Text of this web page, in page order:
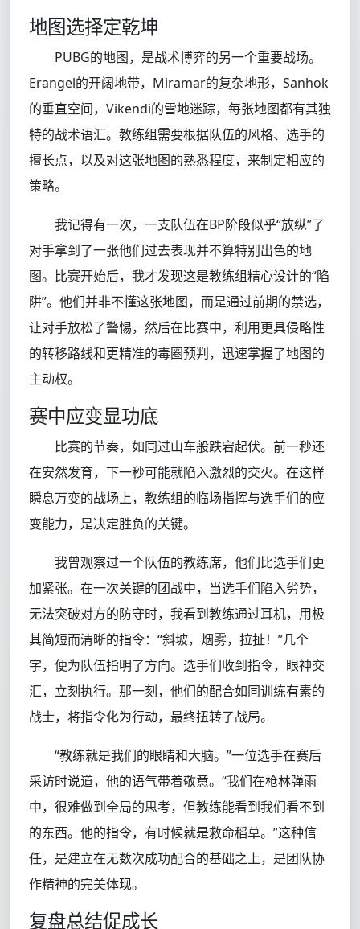
地图选择定乾坤
PUBG的地图，是战术博弈的另一个重要战场。
Erangel的开阔地带，Miramar的复杂地形，Sanhok
的垂直空间，Vikendi的雪地迷踪，每张地图都有其独
特的战术语汇。教练组需要根据队伍的风格、选手的
擅长点，以及对这张地图的熟悉程度，来制定相应的
策略。
我记得有一次，一支队伍在BP阶段似乎“放纵”了
对手拿到了一张他们过去表现并不算特别出色的地
图。比赛开始后，我才发现这是教练组精心设计的“陷
阱”。他们并非不懂这张地图，而是通过前期的禁选，
让对手放松了警惕，然后在比赛中，利用更具侵略性
的转移路线和更精准的毒圈预判，迅速掌握了地图的
主动权。
赛中应变显功底
比赛的节奏，如同过山车般跌宕起伏。前一秒还
在安然发育，下一秒可能就陷入激烈的交火。在这样
瞬息万变的战场上，教练组的临场指挥与选手们的应
变能力，是决定胜负的关键。
我曾观察过一个队伍的教练席，他们比选手们更
加紧张。在一次关键的团战中，当选手们陷入劣势，
无法突破对方的防守时，我看到教练通过耳机，用极
其简短而清晰的指令：“斜坡，烟雾，拉扯！”几个
字，便为队伍指明了方向。选手们收到指令，眼神交
汇，立刻执行。那一刻，他们的配合如同训练有素的
战士，将指令化为行动，最终扭转了战局。
“教练就是我们的眼睛和大脑。”一位选手在赛后
采访时说道，他的语气带着敬意。“我们在枪林弹雨
中，很难做到全局的思考，但教练能看到我们看不到
的东西。他的指令，有时候就是救命稻草。”这种信
任，是建立在无数次成功配合的基础之上，是团队协
作精神的完美体现。
复盘总结促成长